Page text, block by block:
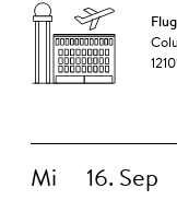
Mi 16. Sep